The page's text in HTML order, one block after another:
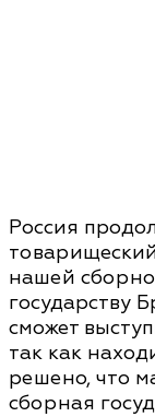
Россия
нашей
государству
сможет
так как
решено, что
сборная